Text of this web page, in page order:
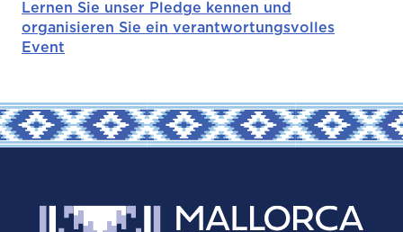
Lernen Sie unser Pledge kennen und
organisieren Sie ein verantwortungsvolles
Event